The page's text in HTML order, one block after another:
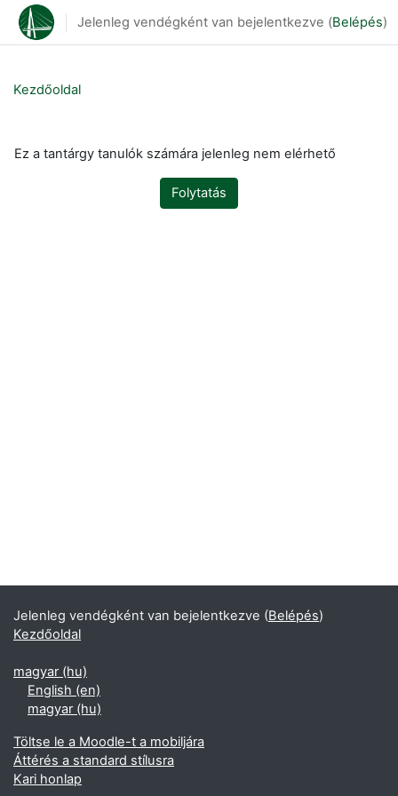
Tovább a fő tartalomhoz
Jelenleg vendégként van bejelentkezve (Belépés)
Kezdőoldal
Ez a tantárgy tanulók számára jelenleg nem elérhető
Folytatás
Jelenleg vendégként van bejelentkezve (Belépés)
Kezdőoldal
magyar ‎(hu)‎
English ‎(en)‎
magyar ‎(hu)‎
Töltse le a Moodle-t a mobiljára
Áttérés a standard stílusra
Kari honlap